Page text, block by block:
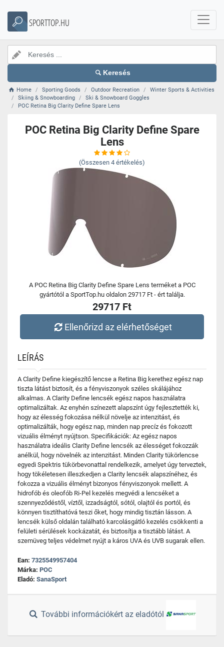
SPORTTOP.HU
Keresés
Home Sporting Goods Outdoor Recreation
Winter Sports & Activities
Skiing & Snowboarding
Ski & Snowboard Goggles
POC Retina Big Clarity Define Spare Lens
POC Retina Big Clarity Define Spare
Lens
(Összesen 4 értékelés)
A POC Retina Big Clarity Define Spare Lens terméket a POC
gyártótól a SportTop.hu oldalon 29717 Ft - ért találja.
29717 Ft
Ellenőrizd az elérhetőséget
LEÍRÁS
A Clarity Define kiegészítő lencse a Retina Big kerethez egész nap
tiszta látást biztosít, és a fényviszonyok széles skálájához
alkalmas. A Clarity Define lencsék egész napos használatra
optimalizáltak. Az enyhén színezett alapszínt úgy fejlesztették ki,
hogy az élesség fokozása nélkül növelje az intenzitást, és
optimalizálták, hogy egész nap, minden nap precíz és fokozott
vizuális élményt nyújtson. Specifikációk: Az egész napos
használatra ideális Clarity Define lencsék az élességet fokozzák
anélkül, hogy növelnék az intenzitást. Minden Clarity tükörlencse
egyedi Spektris tükörbevonattal rendelkezik, amelyet úgy terveztek,
hogy tökéletesen illeszkedjen a Clarity lencsék alapszínéhez, és
fokozza a vizuális élményt bizonyos fényviszonyok mellett. A
hidrofób és oleofób Ri-Pel kezelés megvédi a lencséket a
szennyeződéstől, víztől, izzadságtól, sótól, olajtól és portól, és
könnyen tisztíthatóvá teszi őket, hogy mindig tisztán lásson. A
lencsék külső oldalán található karcolásgátló kezelés csökkenti a
felületi sérülések kockázatát, és biztosítja a tisztább látást. A
szemüveg teljes védelmet nyújt a káros UVA és UVB sugarak ellen.
Ean: 7325549957404
Márka: POC
Eladó: SanaSport
További információkért az eladótól